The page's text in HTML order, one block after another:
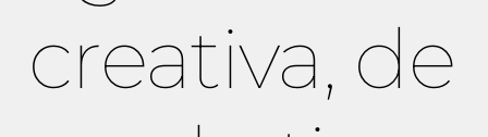
creativa, de